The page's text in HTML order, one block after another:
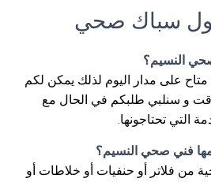
سباك صحي
النسيم؟
على مدار اليوم لذلك يمكن لكم
و سنلبي طلبكم في الحال مع
التي تحتاجونها.
فني صحي النسيم؟
من فلاتر أو حنفيات أو خلاطات أو